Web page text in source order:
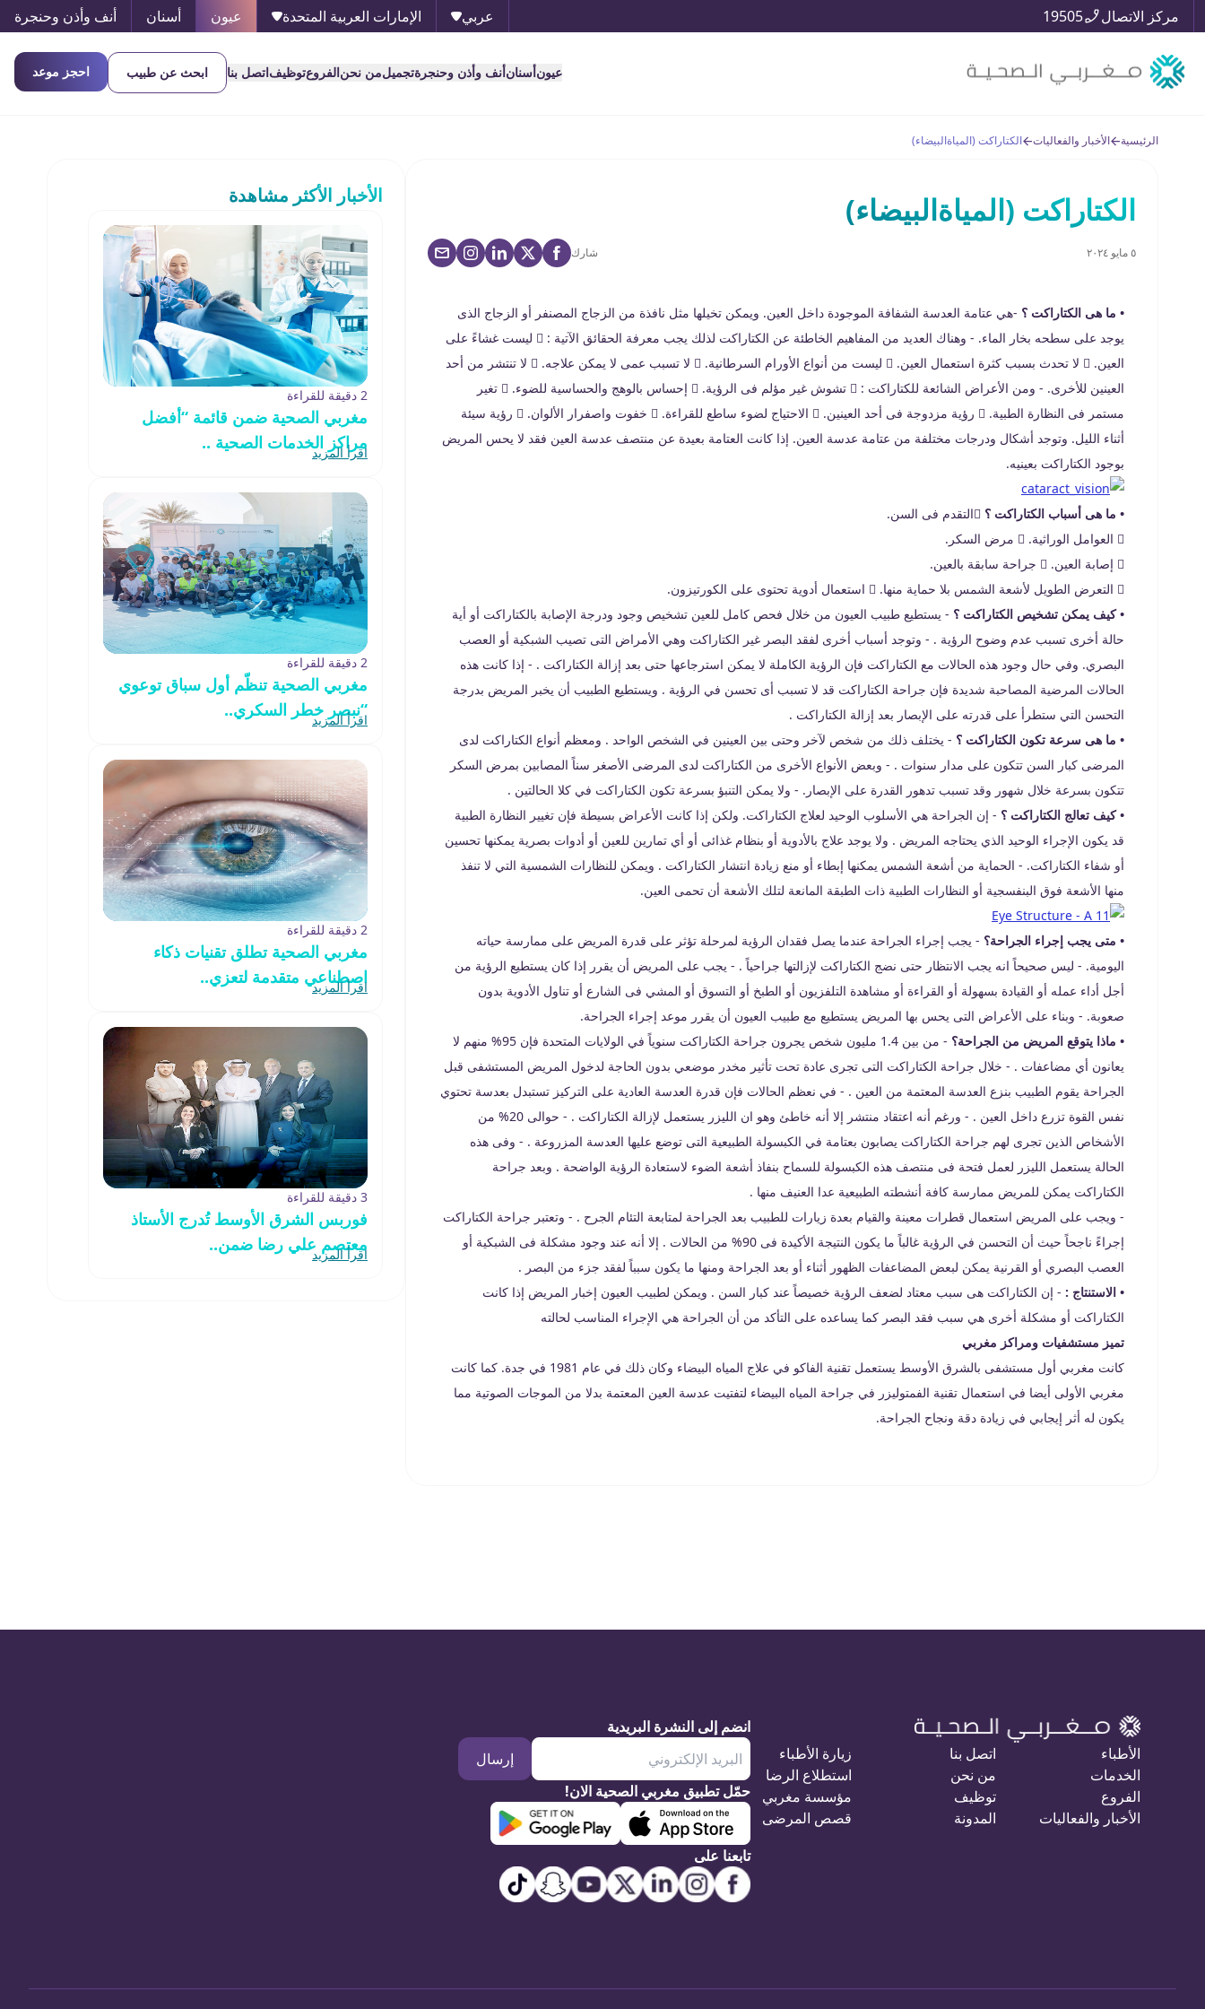
مركز الاتصال 19505 عربي الإمارات العربية المتحدة عيون أسنان أنف وأذن وحنجرة
عيونأسنانأنف وأذن وحنجرةتجميلمن نحنالفروعتوظيفاتصل بنا ابحث عن طبيب احجز موعد
الرئيسية الأخبار والفعاليات الكتاراكت (المياةالبيضاء)
الكتاراكت (المياةالبيضاء)
٥ مايو ٢٠٢٤ شارك
• ما هى الكتاراكت ؟ -هي عتامة العدسة الشفافة الموجودة داخل العين. ويمكن تخيلها مثل نافذة من الزجاج المصنفر أو الزجاج الذى
يوجد على سطحه بخار الماء. - وهناك العديد من المفاهيم الخاطئة عن الكتاراكت لذلك يجب معرفة الحقائق الآتية :  ليست غشاءً على
العين.  لا تحدث بسبب كثرة استعمال العين.  ليست من أنواع الأورام السرطانية.  لا تسبب عمى لا يمكن علاجه.  لا تنتشر من أحد
العينين للأخرى. - ومن الأعراض الشائعة للكتاراكت :  تشوش غير مؤلم فى الرؤية.  إحساس بالوهج والحساسية للضوء.  تغير
مستمر فى النظارة الطبية.  رؤية مزدوجة فى أحد العينين.  الاحتياج لضوء ساطع للقراءة.  خفوت واصفرار الألوان.  رؤية سيئة
أثناء الليل. وتوجد أشكال ودرجات مختلفة من عتامة عدسة العين. إذا كانت العتامة بعيدة عن منتصف عدسة العين فقد لا يحس المريض
بوجود الكتاراكت بعينيه.
• ما هى أسباب الكتاراكت ؟
 العوامل الوراثية.  مرض السكر.
 إصابة العين.  جراحة سابقة بالعين.
 التعرض الطويل لأشعة الشمس بلا حماية منها.  استعمال أدوية تحتوى على الكورتيزون.
• كيف يمكن تشخيص الكتاراكت ؟ - يستطيع طبيب العيون من خلال فحص كامل للعين تشخيص وجود ودرجة الإصابة بالكتاراكت أو أية
حالة أخرى تسبب عدم وضوح الرؤية . - وتوجد أسباب أخرى لفقد البصر غير الكتاراكت وهي الأمراض التى تصيب الشبكية أو العصب
البصري. وفي حال وجود هذه الحالات مع الكتاراكت فإن الرؤية الكاملة لا يمكن استرجاعها حتى بعد إزالة الكتاراكت . - إذا كانت هذه
الحالات المرضية المصاحبة شديدة فإن جراحة الكتاراكت قد لا تسبب أى تحسن في الرؤية . ويستطيع الطبيب أن يخبر المريض بدرجة
التحسن التي ستطرأ على قدرته على الإبصار بعد إزالة الكتاراكت .
• ما هى سرعة تكون الكتاراكت ؟ - يختلف ذلك من شخص لآخر وحتى بين العينين في الشخص الواحد . ومعظم أنواع الكتاراكت لدى
المرضى كبار السن تتكون على مدار سنوات . - وبعض الأنواع الأخرى من الكتاراكت لدى المرضى الأصغر سناً المصابين بمرض السكر
تتكون بسرعة خلال شهور وقد تسبب تدهور القدرة على الإبصار. - ولا يمكن التنبؤ بسرعة تكون الكتاراكت في كلا الحالتين .
• كيف تعالج الكتاراكت ؟ - إن الجراحة هي الأسلوب الوحيد لعلاج الكتاراكت. ولكن إذا كانت الأعراض بسيطة فإن تغيير النظارة الطبية
قد يكون الإجراء الوحيد الذي يحتاجه المريض . ولا يوجد علاج بالأدوية أو بنظام غذائى أو أي تمارين للعين أو أدوات بصرية يمكنها تحسين
أو شفاء الكتاراكت. - الحماية من أشعة الشمس يمكنها إبطاء أو منع زيادة انتشار الكتاراكت . ويمكن للنظارات الشمسية التي لا تنفذ
منها الأشعة فوق البنفسجية أو النظارات الطبية ذات الطبقة المانعة لتلك الأشعة أن تحمى العين.
• متى يجب إجراء الجراحة؟ - يجب إجراء الجراحة عندما يصل فقدان الرؤية لمرحلة تؤثر على قدرة المريض على ممارسة حياته
اليومية. - ليس صحيحاً انه يجب الانتظار حتى نضج الكتاراكت لإزالتها جراحياً . - يجب على المريض أن يقرر إذا كان يستطيع الرؤية من
أجل أداء عمله أو القيادة بسهولة أو القراءة أو مشاهدة التلفزيون أو الطبخ أو التسوق أو المشي فى الشارع أو تناول الأدوية بدون
صعوبة. - وبناء على الأعراض التى يحس بها المريض يستطيع مع طبيب العيون أن يقرر موعد إجراء الجراحة.
• ماذا يتوقع المريض من الجراحة؟
- من بين 1.4 مليون شخص يجرون جراحة الكتاراكت سنوياً في الولايات المتحدة فإن 95% منهم لا
يعانون أي مضاعفات . - خلال جراحة الكتاراكت التى تجرى عادة تحت تأثير مخدر موضعي بدون الحاجة لدخول المريض المستشفى قبل
الجراحة يقوم الطبيب بنزع العدسة المعتمة من العين . - في نعظم الحالات فإن قدرة العدسة العادية على التركيز تستبدل بعدسة تحتوي
نفس القوة تزرع داخل العين . - ورغم أنه اعتقاد منتشر إلا أنه خاطئ وهو ان الليزر يستعمل لإزالة الكتاراكت . - حوالى 20% من
الأشخاص الذين تجرى لهم جراحة الكتاراكت يصابون بعتامة في الكبسولة الطبيعية التى توضع عليها العدسة المزروعة . - وفى هذه
الحالة يستعمل الليزر لعمل فتحة فى منتصف هذه الكبسولة للسماح بنفاذ أشعة الضوء لاستعادة الرؤية الواضحة . وبعد جراحة
الكتاراكت يمكن للمريض ممارسة كافة أنشطته الطبيعية عدا العنيف منها .
- ويجب على المريض استعمال قطرات معينة والقيام بعدة زيارات للطبيب بعد الجراحة لمتابعة التئام الجرح . - وتعتبر جراحة الكتاراكت
إجراءً ناجحاً حيث أن التحسن في الرؤية غالباً ما يكون النتيجة الأكيدة فى 90% من الحالات . إلا أنه عند وجود مشكلة فى الشبكية أو
العصب البصري أو القرنية يمكن لبعض المضاعفات الظهور أثناء أو بعد الجراحة ومنها ما يكون سبباً لفقد جزء من البصر .
• الاستنتاج : - إن الكتاراكت هى سبب معتاد لضعف الرؤية خصيصاً عند كبار السن . ويمكن لطبيب العيون إخبار المريض إذا كانت
الكتاراكت أو مشكلة أخرى هي سبب فقد البصر كما يساعده على التأكد من أن الجراحة هي الإجراء المناسب لحالته
تميز مستشفيات ومراكز مغربي
كانت مغربي أول مستشفى بالشرق الأوسط يستعمل تقنية الفاكو في علاج المياه البيضاء وكان ذلك في عام 1981 في جدة. كما كانت
مغربي الأولى أيضا في استعمال تقنية الفمتوليزر في جراحة المياه البيضاء لتفتيت عدسة العين المعتمة بدلا من الموجات الصوتية مما
يكون له أثر إيجابي في زيادة دقة ونجاح الجراحة.
الأخبار الأكثر مشاهدة
2 دقيقة للقراءة
مغربي الصحية ضمن قائمة “أفضل
مراكز الخدمات الصحية ..
اقرأ المزيد
2 دقيقة للقراءة
مغربي الصحية تنظّم أول سباق توعوي
“نبصر خطر السكري..
اقرأ المزيد
2 دقيقة للقراءة
مغربي الصحية تطلق تقنيات ذكاء
اصطناعي متقدمة لتعزي..
اقرأ المزيد
3 دقيقة للقراءة
فوربس الشرق الأوسط تُدرج الأستاذ
معتصم علي رضا ضمن..
اقرأ المزيد
الأطباء
الخدمات
الفروع
الأخبار والفعاليات
اتصل بنا
من نحن
توظيف
المدونة
زيارة الأطباء
استطلاع الرضا
مؤسسة مغربي
قصص المرضى
انضم إلى النشرة البريدية
إرسال
حمّل تطبيق مغربي الصحية الان!
تابعنا على